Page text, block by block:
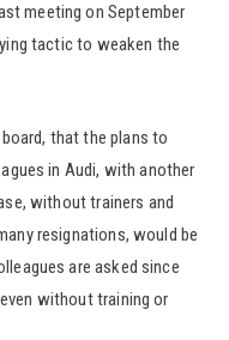
meeting on September
tactic to weaken the
that the plans to
in Audi, with another
without trainers and
resignations, would be
are asked since
without training or